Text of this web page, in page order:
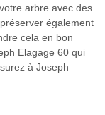
arbre avec des
également
cela en bon
Elagage 60 qui
à Joseph